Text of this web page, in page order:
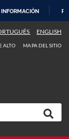
ENGLISH
ALTO MAPA DEL SITIO